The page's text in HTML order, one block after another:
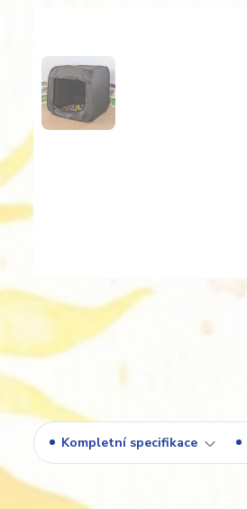
Kompletní specifikace